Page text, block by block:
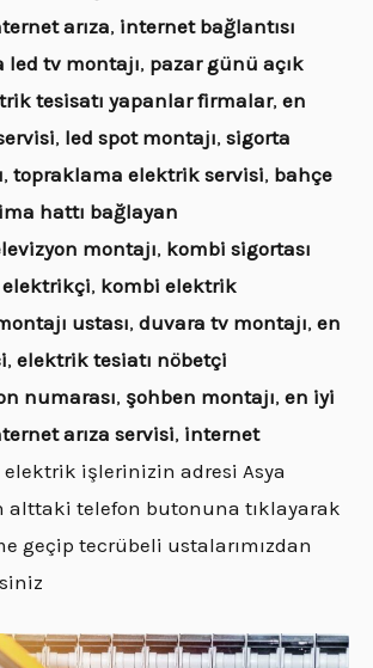
arıza, internet bağlantısı
led tv montajı, pazar günü açık
tesisatı yapanlar firmalar, en
, led spot montajı, sigorta
, topraklama elektrik servisi, bahçe
hattı bağlayan
montajı, kombi sigortası
, kombi elektrik
ustası, duvara tv montajı, en
, elektrik tesiatı nöbetçi
numarası, şohben montajı, en iyi
arıza servisi, internet
işlerinizin adresi Asya
alttaki telefon butonuna tıklayarak
geçip tecrübeli ustalarımızdan